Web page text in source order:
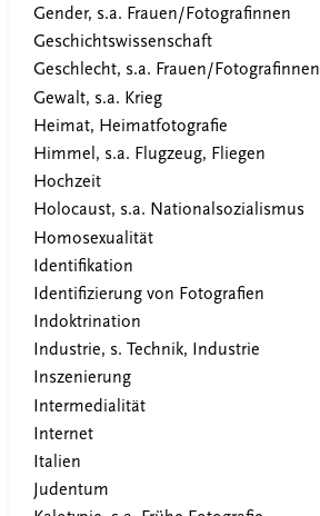
Gender, s.a. Frauen/Fotografinnen
Geschichtswissenschaft
Geschlecht, s.a. Frauen/Fotografinnen
Gewalt, s.a. Krieg
Heimat, Heimatfotografie
Himmel, s.a. Flugzeug, Fliegen
Hochzeit
Holocaust, s.a. Nationalsozialismus
Homosexualität
Identifikation
Identifizierung von Fotografien
Indoktrination
Industrie, s. Technik, Industrie
Inszenierung
Intermedialität
Internet
Italien
Judentum